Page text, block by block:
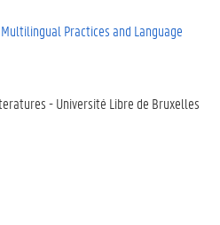
Multilingual Practices and Language
- Université Libre de Bruxelles